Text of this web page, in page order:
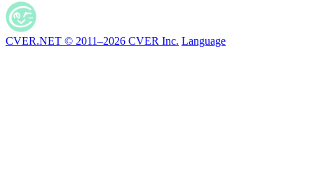
CVER.NET © 2011–2026 CVER Inc. Language